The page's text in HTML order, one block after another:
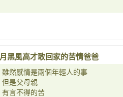
月黑風高才敢回家的苦情爸爸
雖然感情是兩個年輕人的事
但是父母親
有言不得的苦